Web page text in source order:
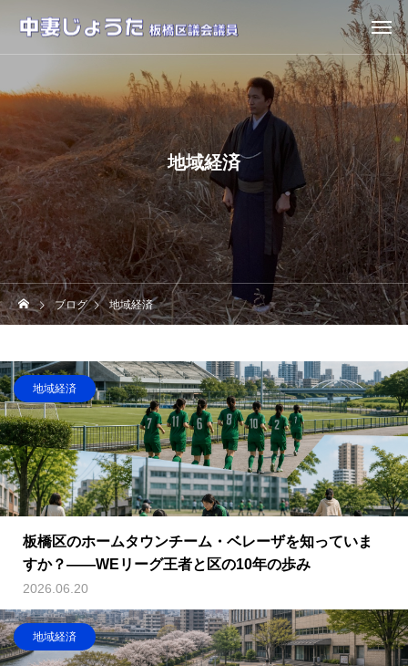
地域経済
ブログ 地域経済
地域経済
板橋区のホームタウンチーム・ベレーザを知っていま
すか？——WEリーグ王者と区の10年の歩み
2026.06.20
地域経済